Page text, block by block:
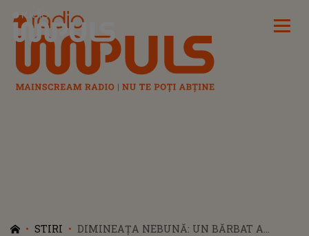
Radio Impuls
STIRI
DIMINEAȚA NEBUNĂ: UN BĂRBAT A